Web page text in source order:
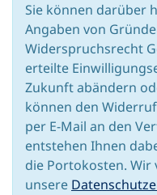
Sie können darüber
Angaben von
Widerspruchsrecht
erteilte
Zukunft abändern
können den
per E-Mail an den
entstehen Ihnen
die Portokosten. Wir
unsere